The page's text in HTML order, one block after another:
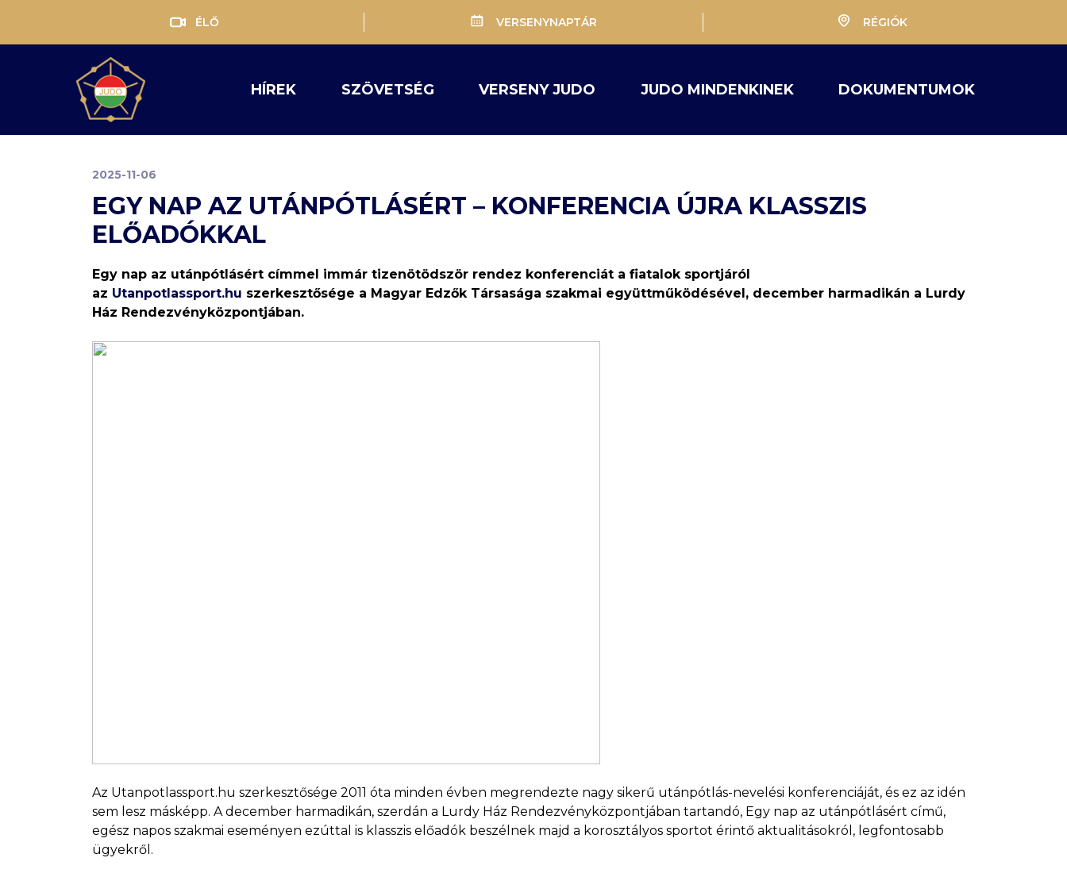
ÉLŐ VERSENYNAPTÁR RÉGIÓK
HÍREK SZÖVETSÉG VERSENY JUDO JUDO MINDENKINEK DOKUMENTUMOK
2025-11-06
EGY NAP AZ UTÁNPÓTLÁSÉRT – KONFERENCIA ÚJRA KLASSZIS
ELŐADÓKKAL
Egy nap az utánpótlásért címmel immár tizenötödször rendez konferenciát a fiatalok sportjáról
az Utanpotlassport.hu szerkesztősége a Magyar Edzők Társasága szakmai együttműködésével, december harmadikán a Lurdy
Ház Rendezvényközpontjában.
Az Utanpotlassport.hu szerkesztősége 2011 óta minden évben megrendezte nagy sikerű utánpótlás-nevelési konferenciáját, és ez az idén
sem lesz másképp. A december harmadikán, szerdán a Lurdy Ház Rendezvényközpontjában tartandó, Egy nap az utánpótlásért című,
egész napos szakmai eseményen ezúttal is klasszis előadók beszélnek majd a korosztályos sportot érintő aktualitásokról, legfontosabb
ügyekről.